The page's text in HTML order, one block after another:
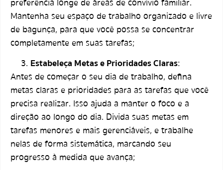
Mantenha seu espaço de trabalho organizado e livre
de bagunça, para que você possa se concentrar
completamente em suas tarefas;
Estabeleça Metas e Prioridades Claras:
Antes de começar o seu dia de trabalho, defina
metas claras e prioridades para as tarefas que você
precisa realizar. Isso ajuda a manter o foco e a
direção ao longo do dia. Divida suas metas em
tarefas menores e mais gerenciáveis, e trabalhe
nelas de forma sistemática, marcando seu
progresso à medida que avança;